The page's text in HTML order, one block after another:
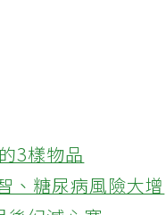
3樣物品
、糖尿病風險大增